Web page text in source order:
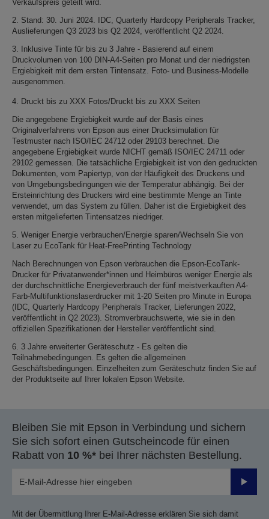
Verkaufspreis geteilt wird.
2. Stand: 30. Juni 2024. IDC, Quarterly Hardcopy Peripherals Tracker,
Auslieferungen Q3 2023 bis Q2 2024, veröffentlicht Q2 2024.
3. Inklusive Tinte für bis zu 3 Jahre - Basierend auf einem
Druckvolumen von 100 DIN-A4-Seiten pro Monat und der niedrigsten
Ergiebigkeit mit dem ersten Tintensatz. Foto- und Business-Modelle
ausgenommen.
4. Druckt bis zu XXX Fotos/Druckt bis zu XXX Seiten
Die angegebene Ergiebigkeit wurde auf der Basis eines
Originalverfahrens von Epson aus einer Drucksimulation für
Testmuster nach ISO/IEC 24712 oder 29103 berechnet. Die
angegebene Ergiebigkeit wurde NICHT gemäß ISO/IEC 24711 oder
29102 gemessen. Die tatsächliche Ergiebigkeit ist von den gedruckten
Dokumenten, vom Papiertyp, von der Häufigkeit des Druckens und
von Umgebungsbedingungen wie der Temperatur abhängig. Bei der
Ersteinrichtung des Druckers wird eine bestimmte Menge an Tinte
verwendet, um das System zu füllen. Daher ist die Ergiebigkeit des
ersten mitgelieferten Tintensatzes niedriger.
5. Weniger Energie verbrauchen/Energie sparen/Wechseln Sie von
Laser zu EcoTank für Heat-FreePrinting Technology
Nach Berechnungen von Epson verbrauchen die Epson-EcoTank-
Drucker für Privatanwender*innen und Heimbüros weniger Energie als
der durchschnittliche Energieverbrauch der fünf meistverkauften A4-
Farb-Multifunktionslaserdrucker mit 1-20 Seiten pro Minute in Europa
(IDC, Quarterly Hardcopy Peripherals Tracker, Lieferungen 2022,
veröffentlicht in Q2 2023). Stromverbrauchswerte, wie sie in den
offiziellen Spezifikationen der Hersteller veröffentlicht sind.
6. 3 Jahre erweiterter Geräteschutz - Es gelten die
Teilnahmebedingungen. Es gelten die allgemeinen
Geschäftsbedingungen. Einzelheiten zum Geräteschutz finden Sie auf
der Produktseite auf Ihrer lokalen Epson Website.
Bleiben Sie mit Epson in Verbindung und sichern
Sie sich sofort einen Gutscheincode für einen
Rabatt von 10 %* bei Ihrer nächsten Bestellung.
Mit der Übermittlung Ihrer E-Mail-Adresse erklären Sie sich damit